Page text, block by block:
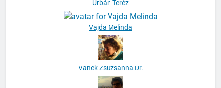
Urbán Teréz
Vajda Melinda
Vanek Zsuzsanna Dr.